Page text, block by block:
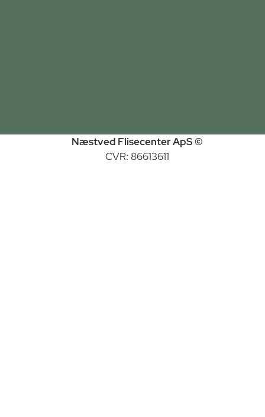
Næstved Flisecenter ApS ©
CVR: 86613611